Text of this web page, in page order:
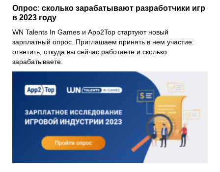
Опрос: сколько зарабатывают разработчики игр
в 2023 году
WN Talents In Games и App2Top стартуют новый
зарплатный опрос. Приглашаем принять в нем участие:
ответить, откуда вы сейчас работаете и сколько
зарабатываете.